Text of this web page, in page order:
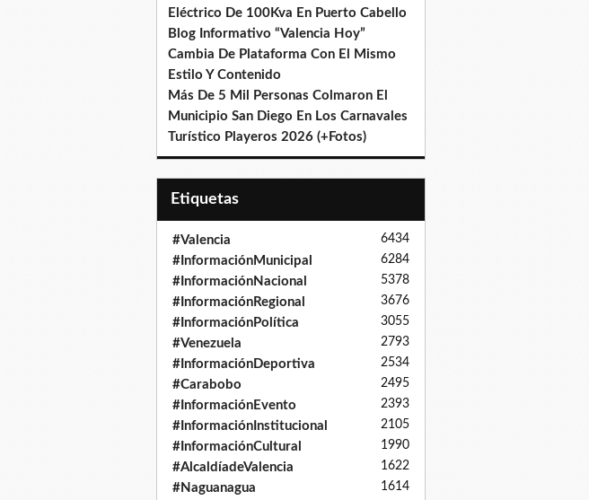
Eléctrico De 100Kva En Puerto Cabello
Blog Informativo “Valencia Hoy”
Cambia De Plataforma Con El Mismo
Estilo Y Contenido
Más De 5 Mil Personas Colmaron El
Municipio San Diego En Los Carnavales
Turístico Playeros 2026 (+Fotos)
Etiquetas
#Valencia 6434
#InformaciónMunicipal 6284
#InformaciónNacional 5378
#InformaciónRegional 3676
#InformaciónPolítica 3055
#Venezuela 2793
#InformaciónDeportiva 2534
#Carabobo 2495
#InformaciónEvento 2393
#InformaciónInstitucional 2105
#InformaciónCultural 1990
#AlcaldíadeValencia 1622
#Naguanagua 1614